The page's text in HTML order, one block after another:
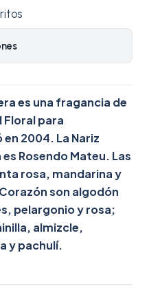
es una fragancia de
para
en 2004. La Nariz
Rosendo Mateu. Las
rosa, mandarina y
son algodón
pelargonio y rosa;
almizcle,
y pachulí.